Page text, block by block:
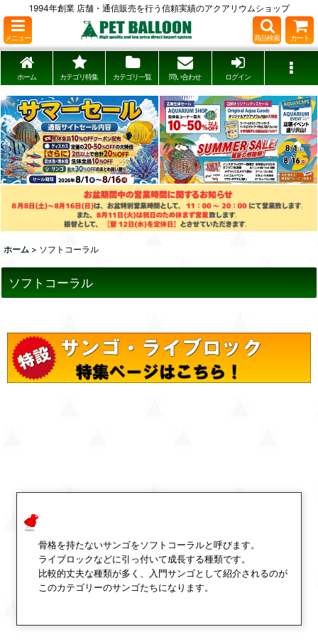
1994年創業 店舗・通信販売を行う信頼実績のアクアリウムショップ
メニュー 商品検索 カート
ホーム カテゴリ特集 カテゴリ一覧 問い合わせ ログイン
ホーム > ソフトコーラル
ソフトコーラル
骨格を持たないサンゴをソフトコーラルと呼びます。
ライブロックなどに引っ付いて成長する種類です。
比較的丈夫な種類が多く、入門サンゴとして紹介されるのが
このカテゴリーのサンゴたちになります。